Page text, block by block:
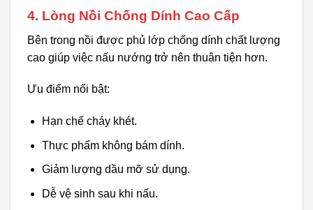
4. Lòng Nồi Chống Dính Cao Cấp
Bên trong nồi được phủ lớp chống dính chất lượng
cao giúp việc nấu nướng trở nên thuận tiện hơn.
Ưu điểm nổi bật:
Hạn chế cháy khét.
Thực phẩm không bám dính.
Giảm lượng dầu mỡ sử dụng.
Dễ vệ sinh sau khi nấu.